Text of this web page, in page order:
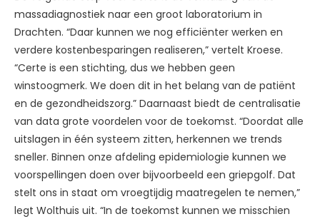
massadiagnostiek naar een groot laboratorium in
Drachten. “Daar kunnen we nog efficiënter werken en
verdere kostenbesparingen realiseren,” vertelt Kroese.
“Certe is een stichting, dus we hebben geen
winstoogmerk. We doen dit in het belang van de patiënt
en de gezondheidszorg.” Daarnaast biedt de centralisatie
van data grote voordelen voor de toekomst. “Doordat alle
uitslagen in één systeem zitten, herkennen we trends
sneller. Binnen onze afdeling epidemiologie kunnen we
voorspellingen doen over bijvoorbeeld een griepgolf. Dat
stelt ons in staat om vroegtijdig maatregelen te nemen,”
legt Wolthuis uit. “In de toekomst kunnen we misschien